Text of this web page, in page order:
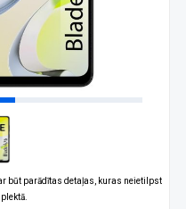
būt parādītas detaļas, kuras neietilpst